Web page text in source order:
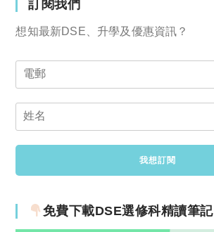
訂閱我們
想知最新DSE、升學及優惠資訊？
免費下載DSE選修科精讀筆記